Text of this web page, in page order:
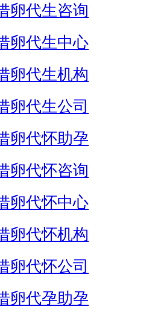
卵代生咨询
卵代生中心
卵代生机构
卵代生公司
卵代怀助孕
卵代怀咨询
卵代怀中心
卵代怀机构
卵代怀公司
卵代孕助孕